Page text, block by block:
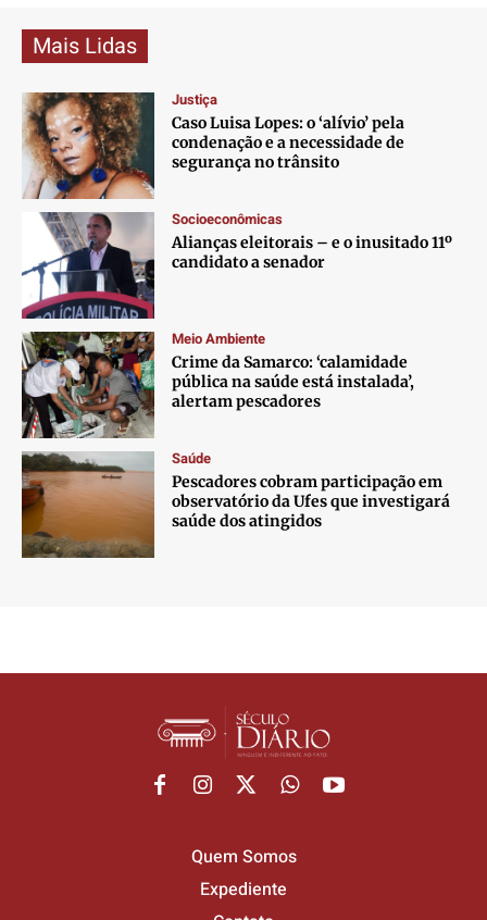
Mais Lidas
Justiça
Caso Luisa Lopes: o ‘alívio’ pela
condenação e a necessidade de
segurança no trânsito
Socioeconômicas
Alianças eleitorais – e o inusitado 11º
candidato a senador
Meio Ambiente
Crime da Samarco: ‘calamidade
pública na saúde está instalada’,
alertam pescadores
Saúde
Pescadores cobram participação em
observatório da Ufes que investigará
saúde dos atingidos
Quem Somos
Expediente